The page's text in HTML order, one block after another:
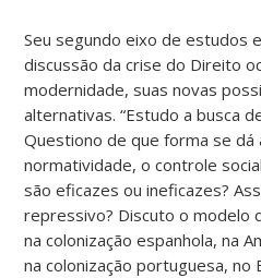
Seu segundo eixo de estudos
discussão da crise do Direito
modernidade, suas novas
alternativas. “Estudo a busca
Questiono de que forma se dá
normatividade, o controle
são eficazes ou ineficazes?
repressivo? Discuto o modelo
na colonização espanhola, na
na colonização portuguesa, no